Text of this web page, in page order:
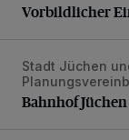
Vorbildlicher
Bahnhof
Stadt Jüchen
Bahnhof